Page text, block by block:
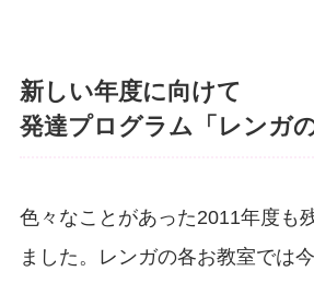
新しい年度に向けて
発達プログラム「レンガの
色々なことがあった2011年度も
ました。レンガの各お教室では